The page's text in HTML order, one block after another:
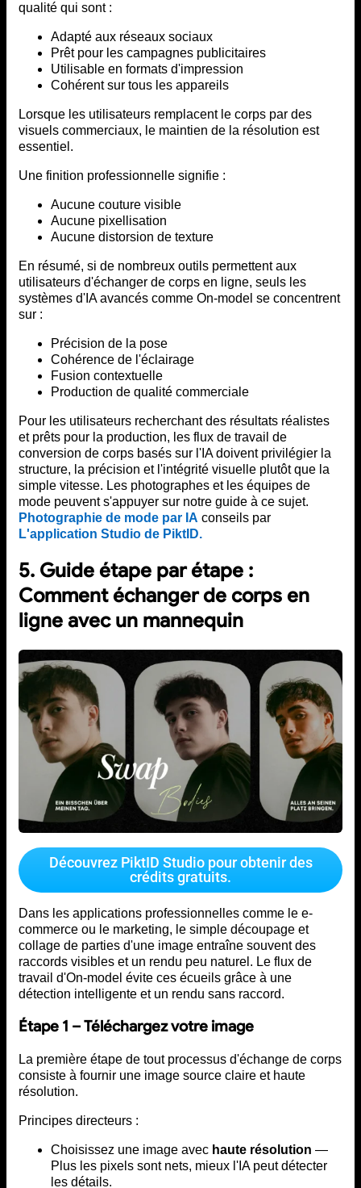
qualité qui sont :
Adapté aux réseaux sociaux
Prêt pour les campagnes publicitaires
Utilisable en formats d'impression
Cohérent sur tous les appareils
Lorsque les utilisateurs remplacent le corps par des
visuels commerciaux, le maintien de la résolution est
essentiel.
Une finition professionnelle signifie :
Aucune couture visible
Aucune pixellisation
Aucune distorsion de texture
En résumé, si de nombreux outils permettent aux
utilisateurs d'échanger de corps en ligne, seuls les
systèmes d'IA avancés comme On-model se concentrent
sur :
Précision de la pose
Cohérence de l'éclairage
Fusion contextuelle
Production de qualité commerciale
Pour les utilisateurs recherchant des résultats réalistes
et prêts pour la production, les flux de travail de
conversion de corps basés sur l'IA doivent privilégier la
structure, la précision et l'intégrité visuelle plutôt que la
simple vitesse. Les photographes et les équipes de
mode peuvent s'appuyer sur notre guide à ce sujet.
Photographie de mode par IA conseils par
L'application Studio de PiktID.
5. Guide étape par étape :
Comment échanger de corps en
ligne avec un mannequin
Découvrez PiktID Studio pour obtenir des
crédits gratuits.
Dans les applications professionnelles comme le e-
commerce ou le marketing, le simple découpage et
collage de parties d'une image entraîne souvent des
raccords visibles et un rendu peu naturel. Le flux de
travail d'On-model évite ces écueils grâce à une
détection intelligente et un rendu sans raccord.
Étape 1 – Téléchargez votre image
La première étape de tout processus d'échange de corps
consiste à fournir une image source claire et haute
résolution.
Principes directeurs :
Choisissez une image avec haute résolution —
Plus les pixels sont nets, mieux l'IA peut détecter
les détails.